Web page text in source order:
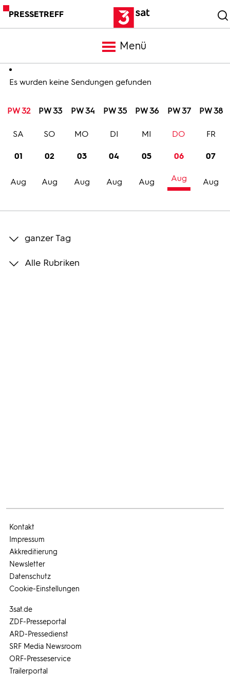
PRESSETREFF
Menü
Meldungen
Programm
Trailer
Bilder
Es wurden keine Sendungen gefunden
PW 32 PW 33 PW 34 PW 35 PW 36 PW 37 PW 38
01
Aug
SA
02
Aug
SO
03
Aug
MO
04
Aug
DI
05
Aug
MI
06
Aug
DO
07
Aug
FR
ganzer Tag
Alle Rubriken
3sat.de
ZDF-Presseportal
ARD-Pressedienst
SRF Media Newsroom
ORF-Presseservice
Trailerportal
Kontakt
Impressum
Akkreditierung
Newsletter
Datenschutz
Cookie-Einstellungen